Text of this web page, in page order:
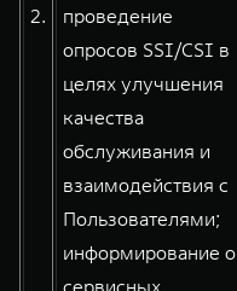
2.
проведение
опросов SSI/CSI в
целях улучшения
качества
обслуживания и
взаимодействия с
Пользователями;
информирование о
сервисных